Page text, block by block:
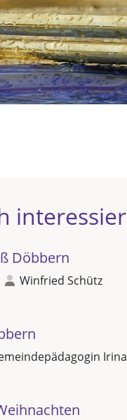
Döbbern
Winfried Schütz